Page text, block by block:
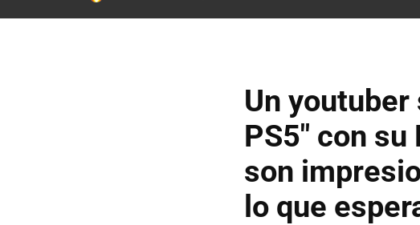
Un youtuber
PS5" con
son
lo que